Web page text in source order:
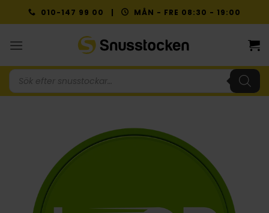
to
010-147 99 00 | MÅN - FRE 08:30 - 19:00
Produktsökning